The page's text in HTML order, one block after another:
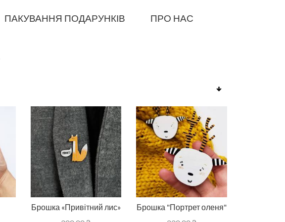
ПАКУВАННЯ ПОДАРУНКІВ ПРО НАС
Брошка «Привітний лис»
Брошка "Портрет оленя"